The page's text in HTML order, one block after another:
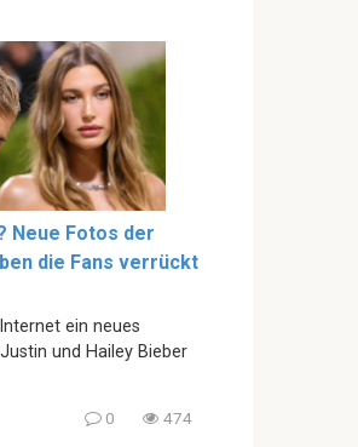
Neue Fotos der
die Fans verrückt
ein neues
und Hailey Bieber
0 474